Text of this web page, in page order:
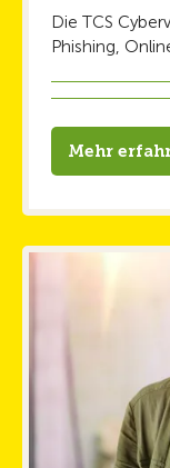
Die TCS
Phishing,
Mehr